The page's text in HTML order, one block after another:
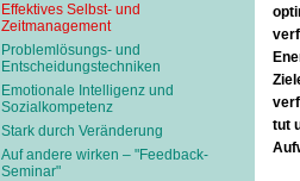
Effektives Selbst- und
Zeitmanagement
Problemlösungs- und
Entscheidungstechniken
Emotionale Intelligenz und
Sozialkompetenz
Stark durch Veränderung
Auf andere wirken – "Feedback-
Seminar"
tut